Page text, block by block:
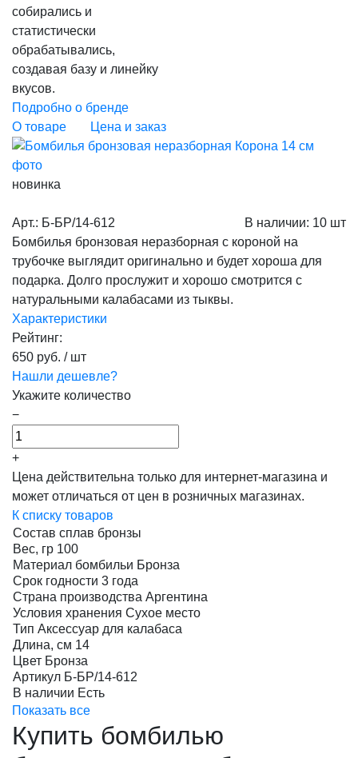
собирались и
статистически
обрабатывались,
создавая базу и линейку
вкусов.
Подробно о бренде
О товаре Цена и заказ
новинка
Арт.: Б-БР/14-612 В наличии: 10 шт
Бомбилья бронзовая неразборная с короной на
трубочке выглядит оригинально и будет хороша для
подарка. Долго прослужит и хорошо смотрится с
натуральными калабасами из тыквы.
Характеристики
Рейтинг:
650 руб. / шт
Нашли дешевле?
Укажите количество
−
+
Цена действительна только для интернет-магазина и
может отличаться от цен в розничных магазинах.
К списку товаров
Состав сплав бронзы
Вес, гр 100
Материал бомбильи Бронза
Срок годности 3 года
Страна производства Аргентина
Условия хранения Сухое место
Тип Аксессуар для калабаса
Длина, см 14
Цвет Бронза
Артикул Б-БР/14-612
В наличии Есть
Показать все
Купить бомбилью